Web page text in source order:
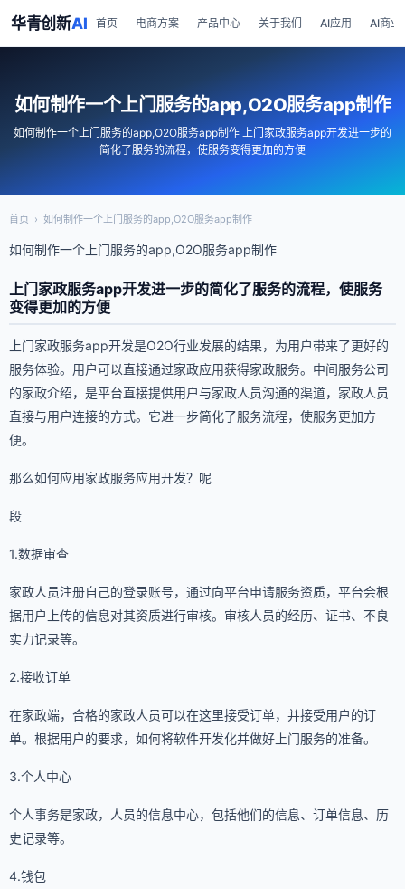
华青创新AI 首页 电商方案 产品中心 关于我们 AI应用 AI商业
如何制作一个上门服务的app,O2O服务app制作
如何制作一个上门服务的app,O2O服务app制作 上门家政服务app开发进一步的
简化了服务的流程，使服务变得更加的方便
首页 › 如何制作一个上门服务的app,O2O服务app制作
如何制作一个上门服务的app,O2O服务app制作
上门家政服务app开发进一步的简化了服务的流程，使服务
变得更加的方便
上门家政服务app开发是O2O行业发展的结果，为用户带来了更好的
服务体验。用户可以直接通过家政应用获得家政服务。中间服务公司
的家政介绍，是平台直接提供用户与家政人员沟通的渠道，家政人员
直接与用户连接的方式。它进一步简化了服务流程，使服务更加方
便。
那么如何应用家政服务应用开发？呢
段
1.数据审查
家政人员注册自己的登录账号，通过向平台申请服务资质，平台会根
据用户上传的信息对其资质进行审核。审核人员的经历、证书、不良
实力记录等。
2.接收订单
在家政端，合格的家政人员可以在这里接受订单，并接受用户的订
单。根据用户的要求，如何将软件开发化并做好上门服务的准备。
3.个人中心
个人事务是家政，人员的信息中心，包括他们的信息、订单信息、历
史记录等。
4.钱包